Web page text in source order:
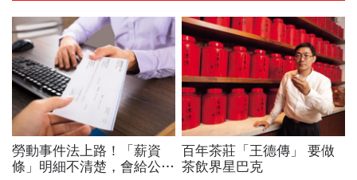
勞動事件法上路！「薪資
條」明細不清楚，會給公司
百年茶莊「王德傳」 要做
茶飲界星巴克